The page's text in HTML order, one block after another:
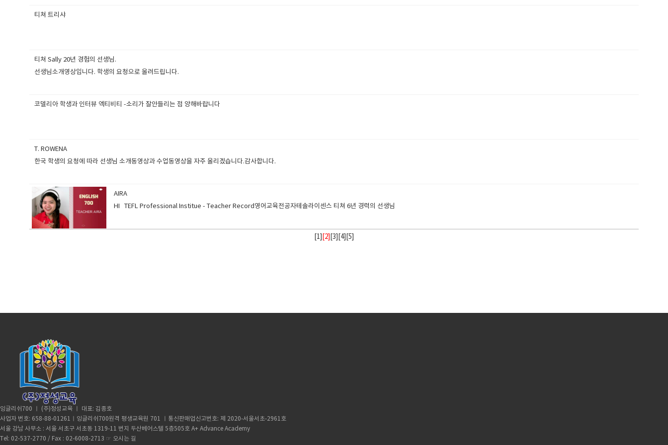
티쳐 트리샤
티쳐 Sally 20년 경험의 선생님.
선생님소개영상입니다. 학생의 요청으로 올려드립니다.
코델리아 학생과 인터뷰 엑티비티 -소리가 잘안들리는 점 양해바랍니다
T. ROWENA
한국 학생의 요청에 따라 선생님 소개동영상과 수업동영상을 자주 올리겠습니다.감사합니다.
AIRA
HI TEFL Professional Institue - Teacher Record영어교육전공자테솔라이센스 티쳐 6년 경력의 선생님
1 [2] 3 4][ 5
잉글리쉬700 ㅣ (주)정성교육 ㅣ 대표: 김종호
사업자 번호: 658-88-01261ㅣ잉글리쉬700원격 평생교육원 701 ㅣ통신판매업신고번호: 제 2020-서울서초-2961호
서울 강남 사무소 : 서울 서초구 서초동 1319-11 번지 두산베어스텔 5층505호 A+ Advance Academy
Tel: 02-537-2770 / Fax : 02-6008-2713 ☞ 오시는 길